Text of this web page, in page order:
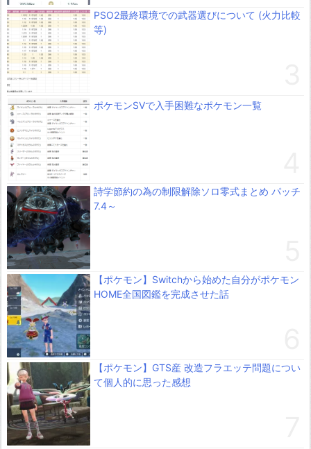
PSO2最終環境での武器選びについて (火力比較
等)
ポケモンSVで入手困難なポケモン一覧
詩学節約の為の制限解除ソロ零式まとめ パッチ
7.4～
【ポケモン】Switchから始めた自分がポケモン
HOME全国図鑑を完成させた話
【ポケモン】GTS産 改造フラエッテ問題につい
て個人的に思った感想